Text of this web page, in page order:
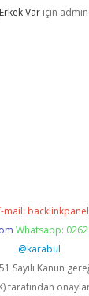
Var için admin
mail:
Whatsapp:
@karabul
Sayılı Kanun
tarafından